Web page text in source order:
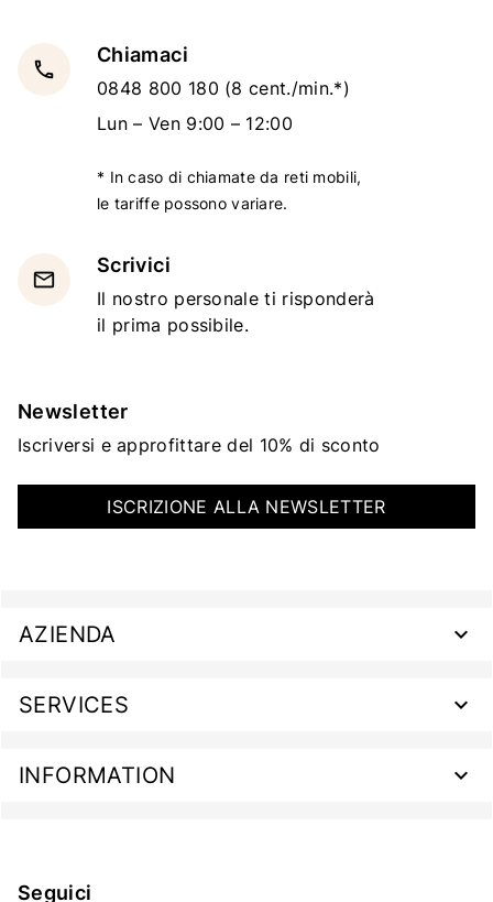
local_phone
Chiamaci
0848 800 180 (8 cent./min.*)
Lun – Ven 9:00 – 12:00
* In caso di chiamate da reti mobili,
le tariffe possono variare.
email
Scrivici
Il nostro personale ti risponderà
il prima possibile.
Newsletter
Iscriversi e approfittare del 10% di sconto
ISCRIZIONE ALLA NEWSLETTER
AZIENDA
SERVICES
INFORMATION
Seguici